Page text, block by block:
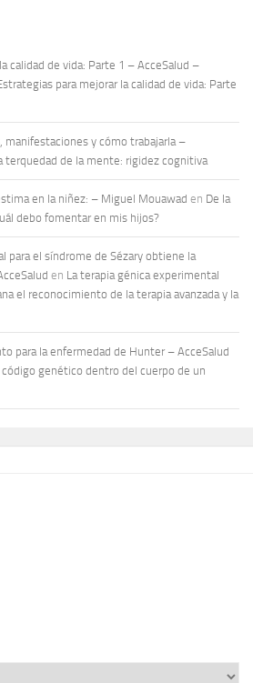
calidad de vida: Parte 1 – AcceSalud –
para mejorar la calidad de vida: Parte
manifestaciones y cómo trabajarla –
terquedad de la mente: rigidez cognitiva
en la niñez: – Miguel Mouawad en De la
debo fomentar en mis hijos?
para el síndrome de Sézary obtiene la
en La terapia génica experimental
el reconocimiento de la terapia avanzada y la
para la enfermedad de Hunter – AcceSalud
genético dentro del cuerpo de un